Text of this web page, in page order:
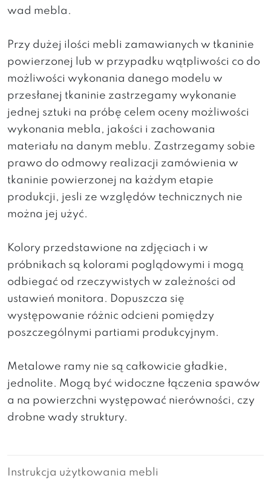
wad mebla.
Przy dużej ilości mebli zamawianych w tkaninie
powierzonej lub w przypadku wątpliwości co do
możliwości wykonania danego modelu w
przesłanej tkaninie zastrzegamy wykonanie
jednej sztuki na próbę celem oceny możliwości
wykonania mebla, jakości i zachowania
materiału na danym meblu. Zastrzegamy sobie
prawo do odmowy realizacji zamówienia w
tkaninie powierzonej na każdym etapie
produkcji, jesli ze względów technicznych nie
można jej użyć.
Kolory przedstawione na zdjęciach i w
próbnikach są kolorami poglądowymi i mogą
odbiegać od rzeczywistych w zależności od
ustawień monitora. Dopuszcza się
występowanie różnic odcieni pomiędzy
poszczególnymi partiami produkcyjnym.
Metalowe ramy nie są całkowicie gładkie,
jednolite. Mogą być widoczne łączenia spawów
a na powierzchni występować nierówności, czy
drobne wady struktury.
Instrukcja użytkowania mebli